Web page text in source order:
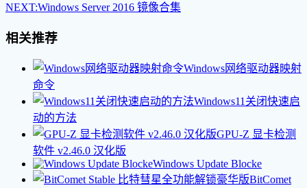
NEXT:Windows Server 2016 镜像合集
相关推荐
Windows网络驱动器映射
命令
Windows11关闭快速启
动的方法
GPU-Z 显卡检测
软件 v2.46.0 汉化版
Windows Update Blocke
BitComet